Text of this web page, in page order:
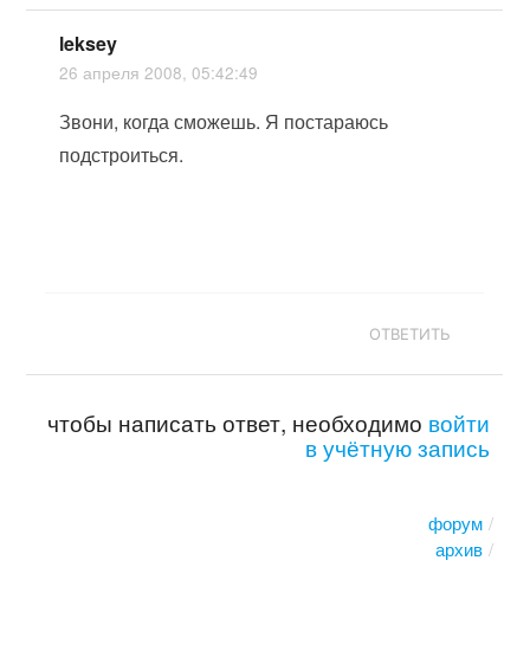
leksey
26 апреля 2008, 05:42:49
Звони, когда сможешь. Я постараюсь
подстроиться.
ОТВЕТИТЬ
чтобы написать ответ, необходимо войти
в учётную запись
форум
архив